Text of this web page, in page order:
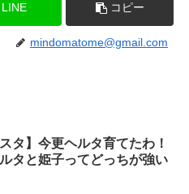
LINE コピー
mindomatome@gmail.com
スタ】今更ヘルタ育てたわ！
タと姫子ってどっちが強い